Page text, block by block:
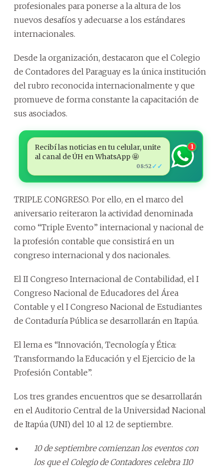
profesionales para ponerse a la altura de los
nuevos desafíos y adecuarse a los estándares
internacionales.
Desde la organización, destacaron que el Colegio
de Contadores del Paraguay es la única institución
del rubro reconocida internacionalmente y que
promueve de forma constante la capacitación de
sus asociados.
Recibí las noticias en tu celular, unite
al canal de ÚH en WhatsApp 🤩
08:52 ✓✓
1
TRIPLE CONGRESO. Por ello, en el marco del
aniversario reiteraron la actividad denominada
como “Triple Evento” internacional y nacional de
la profesión contable que consistirá en un
congreso internacional y dos nacionales.
El II Congreso Internacional de Contabilidad, el I
Congreso Nacional de Educadores del Área
Contable y el I Congreso Nacional de Estudiantes
de Contaduría Pública se desarrollarán en Itapúa.
El lema es “Innovación, Tecnología y Ética:
Transformando la Educación y el Ejercicio de la
Profesión Contable”.
Los tres grandes encuentros que se desarrollarán
en el Auditorio Central de la Universidad Nacional
de Itapúa (UNI) del 10 al 12 de septiembre.
10 de septiembre comienzan los eventos con
los que el Colegio de Contadores celebra 110